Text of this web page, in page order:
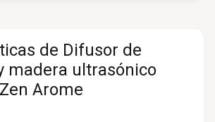
de Difusor de
madera ultrasónico
Arome